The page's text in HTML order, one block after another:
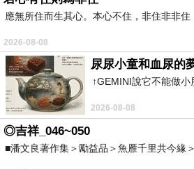
整個月耗在一起的時間，總算
作息大亂那一回，試用了百歲
停的那種，哭聲是沒有哥哥
也不錯了!!於是，不再強求或
應無所住而生其心。本心不住，非住非非
2026-08-08
尿尿小童和血尿的
↑GEMINI說它不能做
2026-08-08
◎吉祥_046~050
■潘文良著作集＞勵益品＞魚雁千里共今